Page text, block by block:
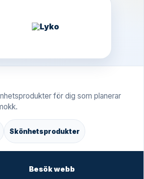
för dig som planerar
Skönhetsprodukter
Besök webb